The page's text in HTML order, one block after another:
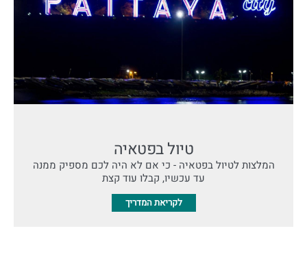
טיול בפטאיה
המלצות לטיול בפטאיה - כי אם לא היה לכם מספיק ממנה
עד עכשיו, קבלו עוד קצת
לקריאת המדריך